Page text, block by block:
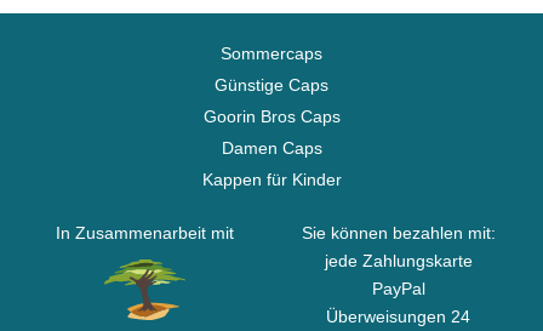
Sommercaps
Günstige Caps
Goorin Bros Caps
Damen Caps
Kappen für Kinder
In Zusammenarbeit mit
Sie können bezahlen mit:
jede Zahlungskarte
PayPal
Überweisungen 24